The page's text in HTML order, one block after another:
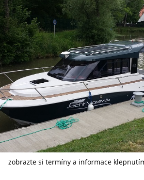
zobrazte si termíny a informace